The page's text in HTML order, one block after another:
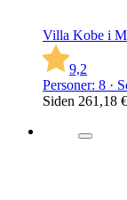
Villa Kobe i
9,2
Personer: 8 ·
Siden 261,18 €